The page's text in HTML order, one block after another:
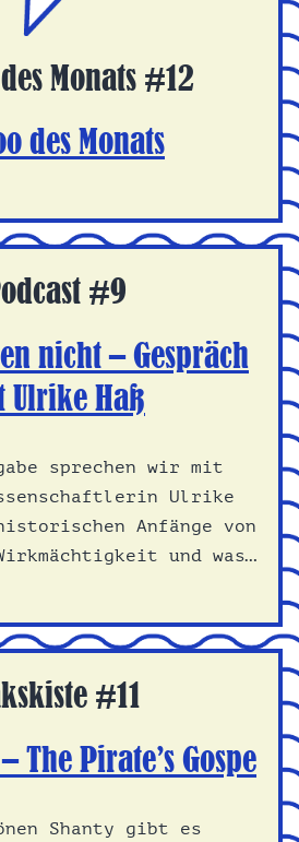
Monats #12
des Monats
#9
nicht – Gespräch
Ulrike Haß
sprechen wir mit
Ulrike
Anfänge von
und was…
#11
The Pirate’s Gospe
Shanty gibt es